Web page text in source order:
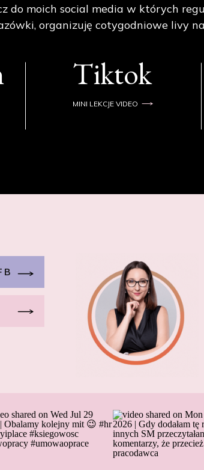
do moich social media w których
organizuję cotygodniowe livy
Tiktok
MINI LEKCJE VIDEO